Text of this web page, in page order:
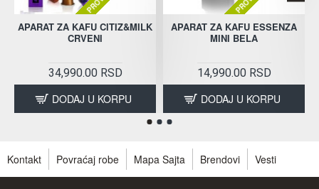
APARAT ZA KAFU CITIZ&MILK
CRVENI
34,990.00 RSD
DODAJ U KORPU
APARAT ZA KAFU ESSENZA
MINI BELA
14,990.00 RSD
DODAJ U KORPU
Kontakt Povraćaj robe Mapa Sajta Brendovi Vesti